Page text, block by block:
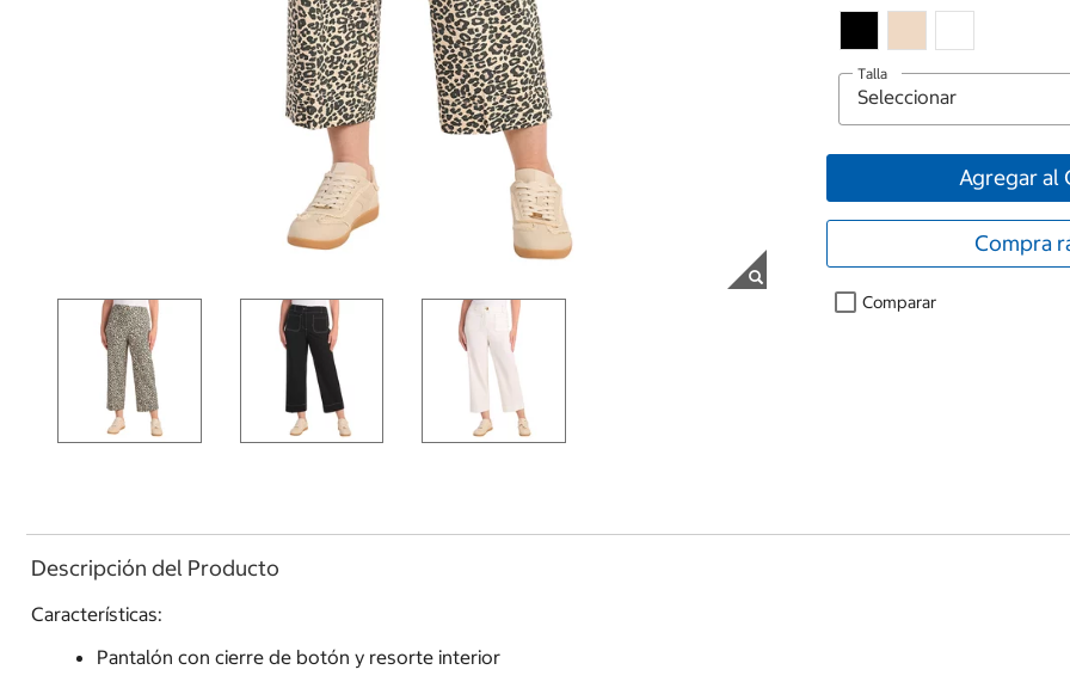
Talla
Agregar al
Compra
Comparar
Descripción del Producto
Características:
Pantalón con cierre de botón y resorte interior